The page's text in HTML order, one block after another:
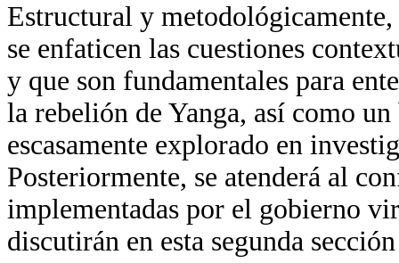
Estructural y
se enfaticen las cuestiones
y que son fundamentales para
la rebelión de Yanga, así como
escasamente explorado en
Posteriormente, se atenderá al
implementadas por el gobierno
discutirán en esta segunda